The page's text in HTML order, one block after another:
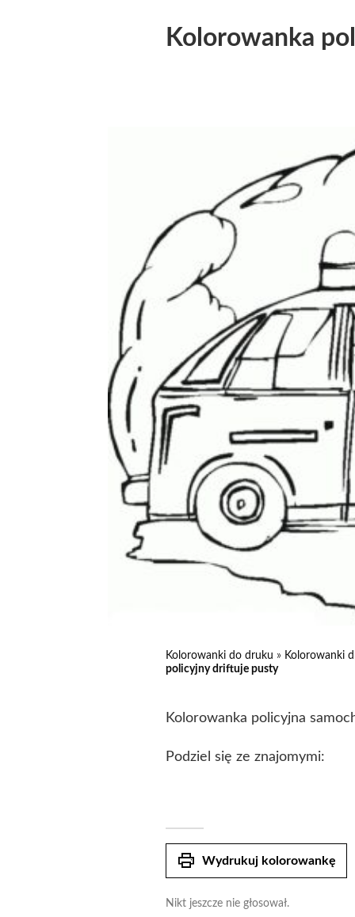
Kolorowanka
Kolorowanki do druku » Kolorowanki
policyjny driftuje pusty
Kolorowanka policyjna
Podziel się ze znajomymi:
print Wydrukuj kolorowankę
Nikt jeszcze nie głosował.